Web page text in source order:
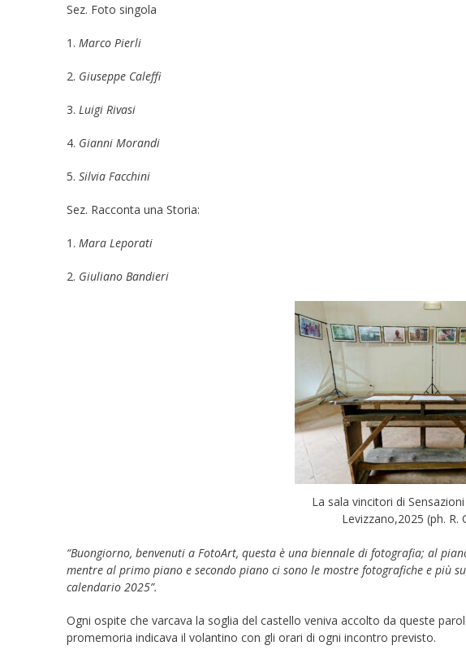
Sez. Foto singola
1. Marco Pierli
2. Giuseppe Caleffi
3. Luigi Rivasi
4. Gianni Morandi
5. Silvia Facchini
Sez. Racconta una Storia:
1. Mara Leporati
2. Giuliano Bandieri
La sala vincitori di
Levizzano,2025 (ph. R.
“Buongiorno, benvenuti a FotoArt, questa è una biennale di fotografia; al
mentre al primo piano e secondo piano ci sono le mostre fotografiche e più
calendario 2025”.
Ogni ospite che varcava la soglia del castello veniva accolto da queste
promemoria indicava il volantino con gli orari di ogni incontro previsto.